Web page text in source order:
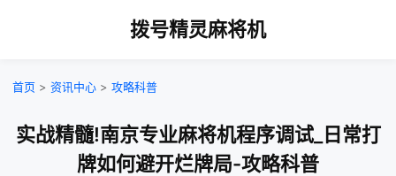
拨号精灵麻将机
首页 > 资讯中心 > 攻略科普
实战精髓!南京专业麻将机程序调试_日常打
牌如何避开烂牌局-攻略科普